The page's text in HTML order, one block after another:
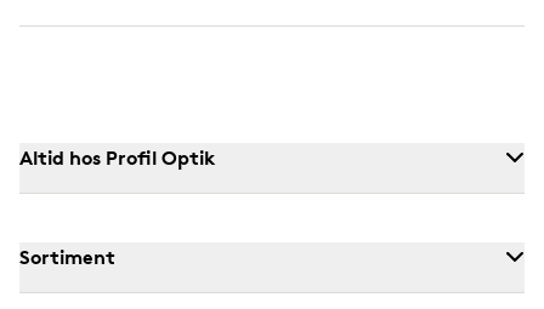
Altid hos Profil Optik
Sortiment